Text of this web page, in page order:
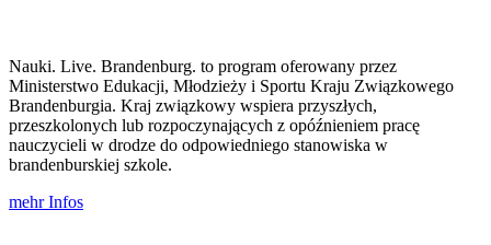
Nauki. Live. Brandenburg. to program oferowany przez
Ministerstwo Edukacji, Młodzieży i Sportu Kraju Związkowego
Brandenburgia. Kraj związkowy wspiera przyszłych,
przeszkolonych lub rozpoczynających z opóźnieniem pracę
nauczycieli w drodze do odpowiedniego stanowiska w
brandenburskiej szkole.
mehr Infos